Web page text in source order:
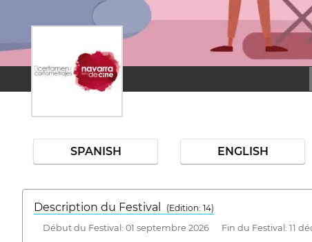
SPANISH ENGLISH
Description du Festival
( Edition: 14)
Début du Festival: 01 septembre 2026 Fin du Festival: 11